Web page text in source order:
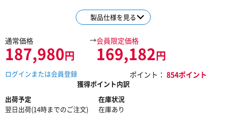
製品仕様を見る
通常価格
187,980円
→会員限定価格
169,182円
ログインまたは会員登録
獲得ポイント内訳
ポイント： 854ポイント
出荷予定
翌日出荷(14時までのご注文)
在庫状況
在庫あり